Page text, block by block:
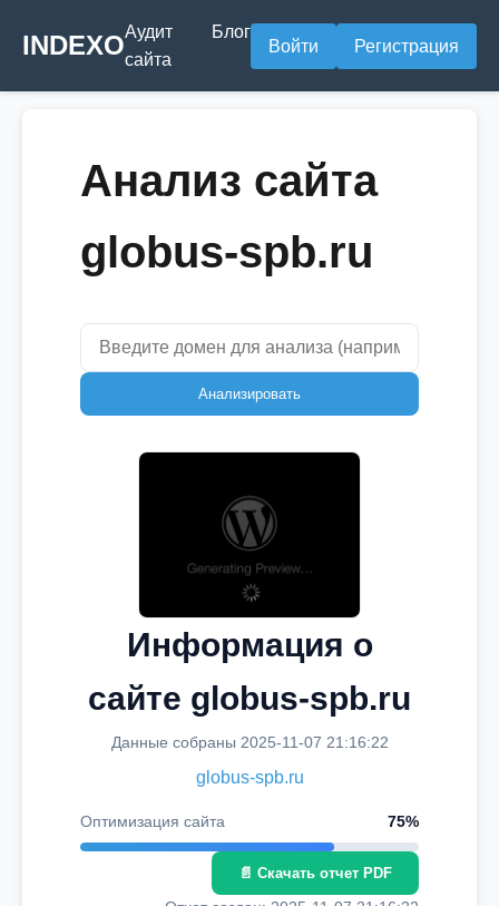
INDEXOАудит
сайта
Блог
Войти Регистрация
Анализ сайта
globus-spb.ru
Анализировать
Информация о
сайте globus-spb.ru
Данные собраны 2025-11-07 21:16:22
globus-spb.ru
Оптимизация сайта 75%
📄 Скачать отчет PDF